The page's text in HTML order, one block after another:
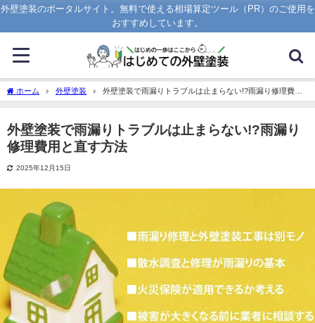
外壁塗装のポータルサイト。無料で使える相場算定ツール（PR）のご使用を
おすすめしています。
ホーム 外壁塗装
外壁塗装で雨漏りトラブルは止まらない!?雨漏り修理費用
と直す方法
外壁塗装で雨漏りトラブルは止まらない!?雨漏り
修理費用と直す方法
2025年12月15日